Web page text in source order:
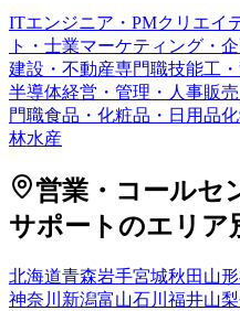
ITエンジニア・PMクリエイ
ト・士業マーケティング・
建設・不動産専門職技能工
半導体経営・管理・人事販
門職食品・化粧品・日用品
林水産
営業・コールセ
サポート のエリア
北海道青森岩手宮城秋田 山形
神奈川 新潟富山石川 福井山梨